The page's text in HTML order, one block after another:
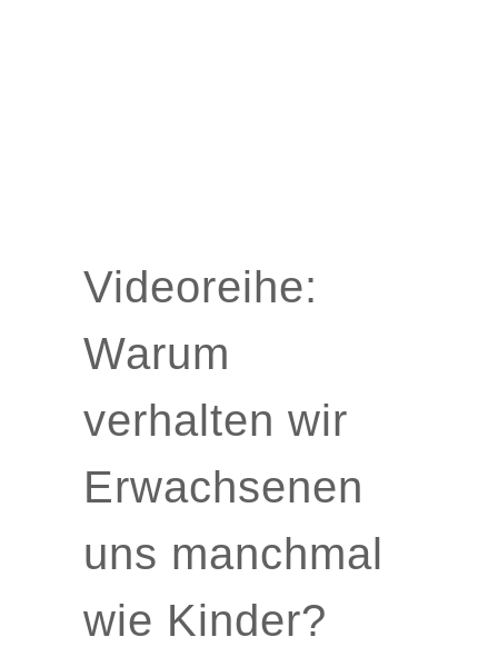
Videoreihe:
Warum
verhalten wir
Erwachsenen
uns manchmal
wie Kinder?